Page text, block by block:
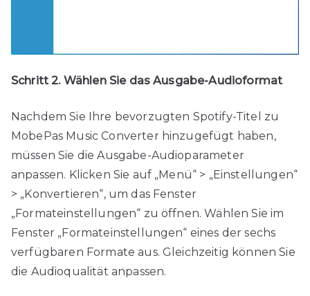
Schritt 2. Wählen Sie das Ausgabe-Audioformat
Nachdem Sie Ihre bevorzugten Spotify-Titel zu
MobePas Music Converter hinzugefügt haben,
müssen Sie die Ausgabe-Audioparameter
anpassen. Klicken Sie auf „Menü“ > „Einstellungen“
> „Konvertieren“, um das Fenster
„Formateinstellungen“ zu öffnen. Wählen Sie im
Fenster „Formateinstellungen“ eines der sechs
verfügbaren Formate aus. Gleichzeitig können Sie
die Audioqualität anpassen.